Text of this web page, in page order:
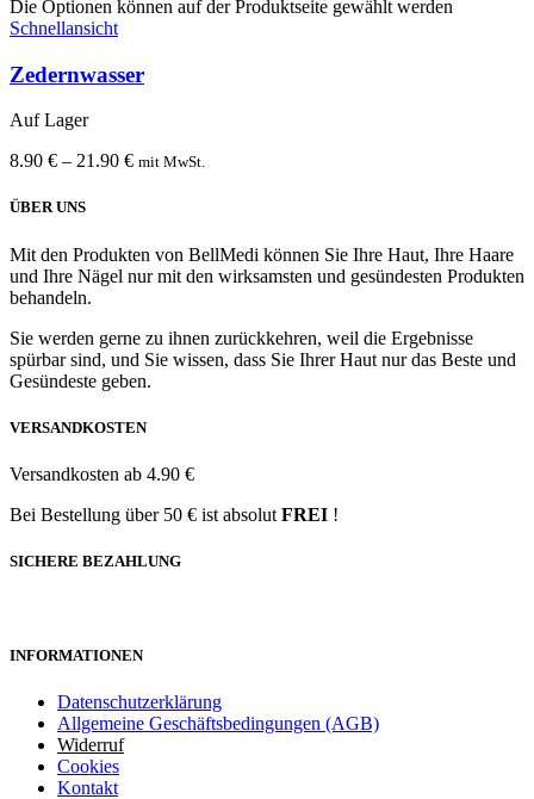
Die Optionen können auf der Produktseite gewählt werden
Schnellansicht
Zedernwasser
Auf Lager
8.90 € – 21.90 € mit MwSt.
ÜBER UNS
Mit den Produkten von BellMedi können Sie Ihre Haut, Ihre Haare
und Ihre Nägel nur mit den wirksamsten und gesündesten Produkten
behandeln.
Sie werden gerne zu ihnen zurückkehren, weil die Ergebnisse
spürbar sind, und Sie wissen, dass Sie Ihrer Haut nur das Beste und
Gesündeste geben.
VERSANDKOSTEN
Versandkosten ab 4.90 €
Bei Bestellung über 50 € ist absolut FREI !
SICHERE BEZAHLUNG
INFORMATIONEN
Datenschutzerklärung
Allgemeine Geschäftsbedingungen (AGB)
Widerruf
Cookies
Kontakt